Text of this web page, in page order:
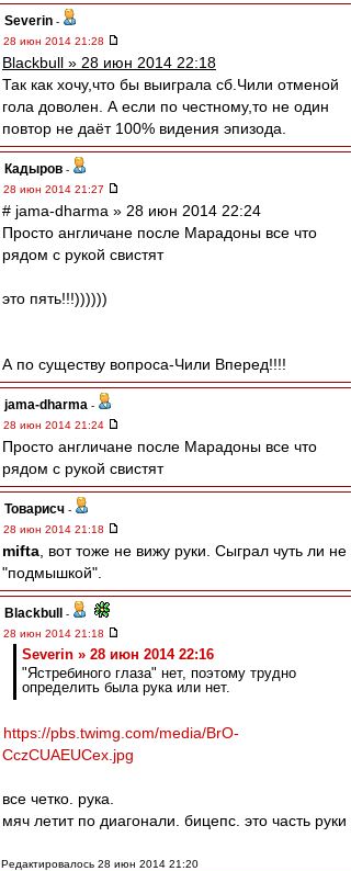
Severin -
28 июн 2014 21:28
Blackbull » 28 июн 2014 22:18
Так как хочу,что бы выиграла сб.Чили отменой
гола доволен. А если по честному,то не один
повтор не даёт 100% видения эпизода.
Кадыров -
28 июн 2014 21:27
# jama-dharma » 28 июн 2014 22:24
Просто англичане после Марадоны все что
рядом с рукой свистят
это пять!!!))))))
А по существу вопроса-Чили Вперед!!!!
jama-dharma -
28 июн 2014 21:24
Просто англичане после Марадоны все что
рядом с рукой свистят
Товарисч -
28 июн 2014 21:18
mifta , вот тоже не вижу руки. Сыграл чуть ли не
"подмышкой".
Blackbull
-
28 июн 2014 21:18
Severin » 28 июн 2014 22:16
"Ястребиного глаза" нет, поэтому трудно
определить была рука или нет.
https://pbs.twimg.com/media/BrO-
CczCUAEUCex.jpg
все четко. рука.
мяч летит по диагонали. бицепс. это часть руки
Редактировалось 28 июн 2014 21:20